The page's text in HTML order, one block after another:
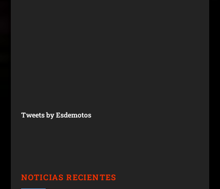
Tweets by Esdemotos
NOTICIAS RECIENTES